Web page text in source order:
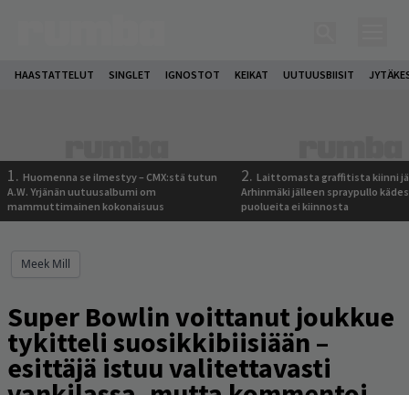
HAASTATTELUT SINGLET IGNOSTOT KEIKAT UUTUUSBIISIT
1. Huomenna se ilmestyy – CMX:stä tutun
A.W. Yrjänän uutuusalbumi om
mammuttimainen kokonaisuus
2. Laittomasta graffitista kiinni
Arhinmäki jälleen spraypullo
puolueita ei kiinnosta
Meek Mill
Super Bowlin voittanut joukkue
tykitteli suosikkibiisiään –
esittäjä istuu valitettavasti